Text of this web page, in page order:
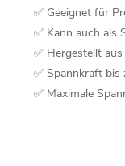
✅ Geeignet für
✅ Kann auch als
✅ Hergestellt
✅ Spannkraft bis
✅ Maximale